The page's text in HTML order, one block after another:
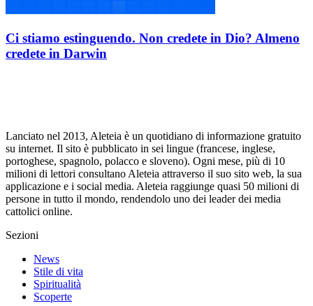
Ci stiamo estinguendo. Non credete in Dio? Almeno
credete in Darwin
Lanciato nel 2013, Aleteia è un quotidiano di informazione gratuito
su internet. Il sito è pubblicato in sei lingue (francese, inglese,
portoghese, spagnolo, polacco e sloveno). Ogni mese, più di 10
milioni di lettori consultano Aleteia attraverso il suo sito web, la sua
applicazione e i social media. Aleteia raggiunge quasi 50 milioni di
persone in tutto il mondo, rendendolo uno dei leader dei media
cattolici online.
Sezioni
News
Stile di vita
Spiritualità
Scoperte